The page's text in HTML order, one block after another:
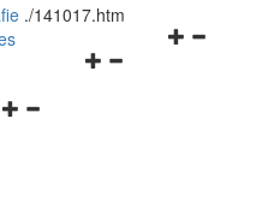
und
schließen
./141017.htm
Navigationsmenü
Navigationsmenü